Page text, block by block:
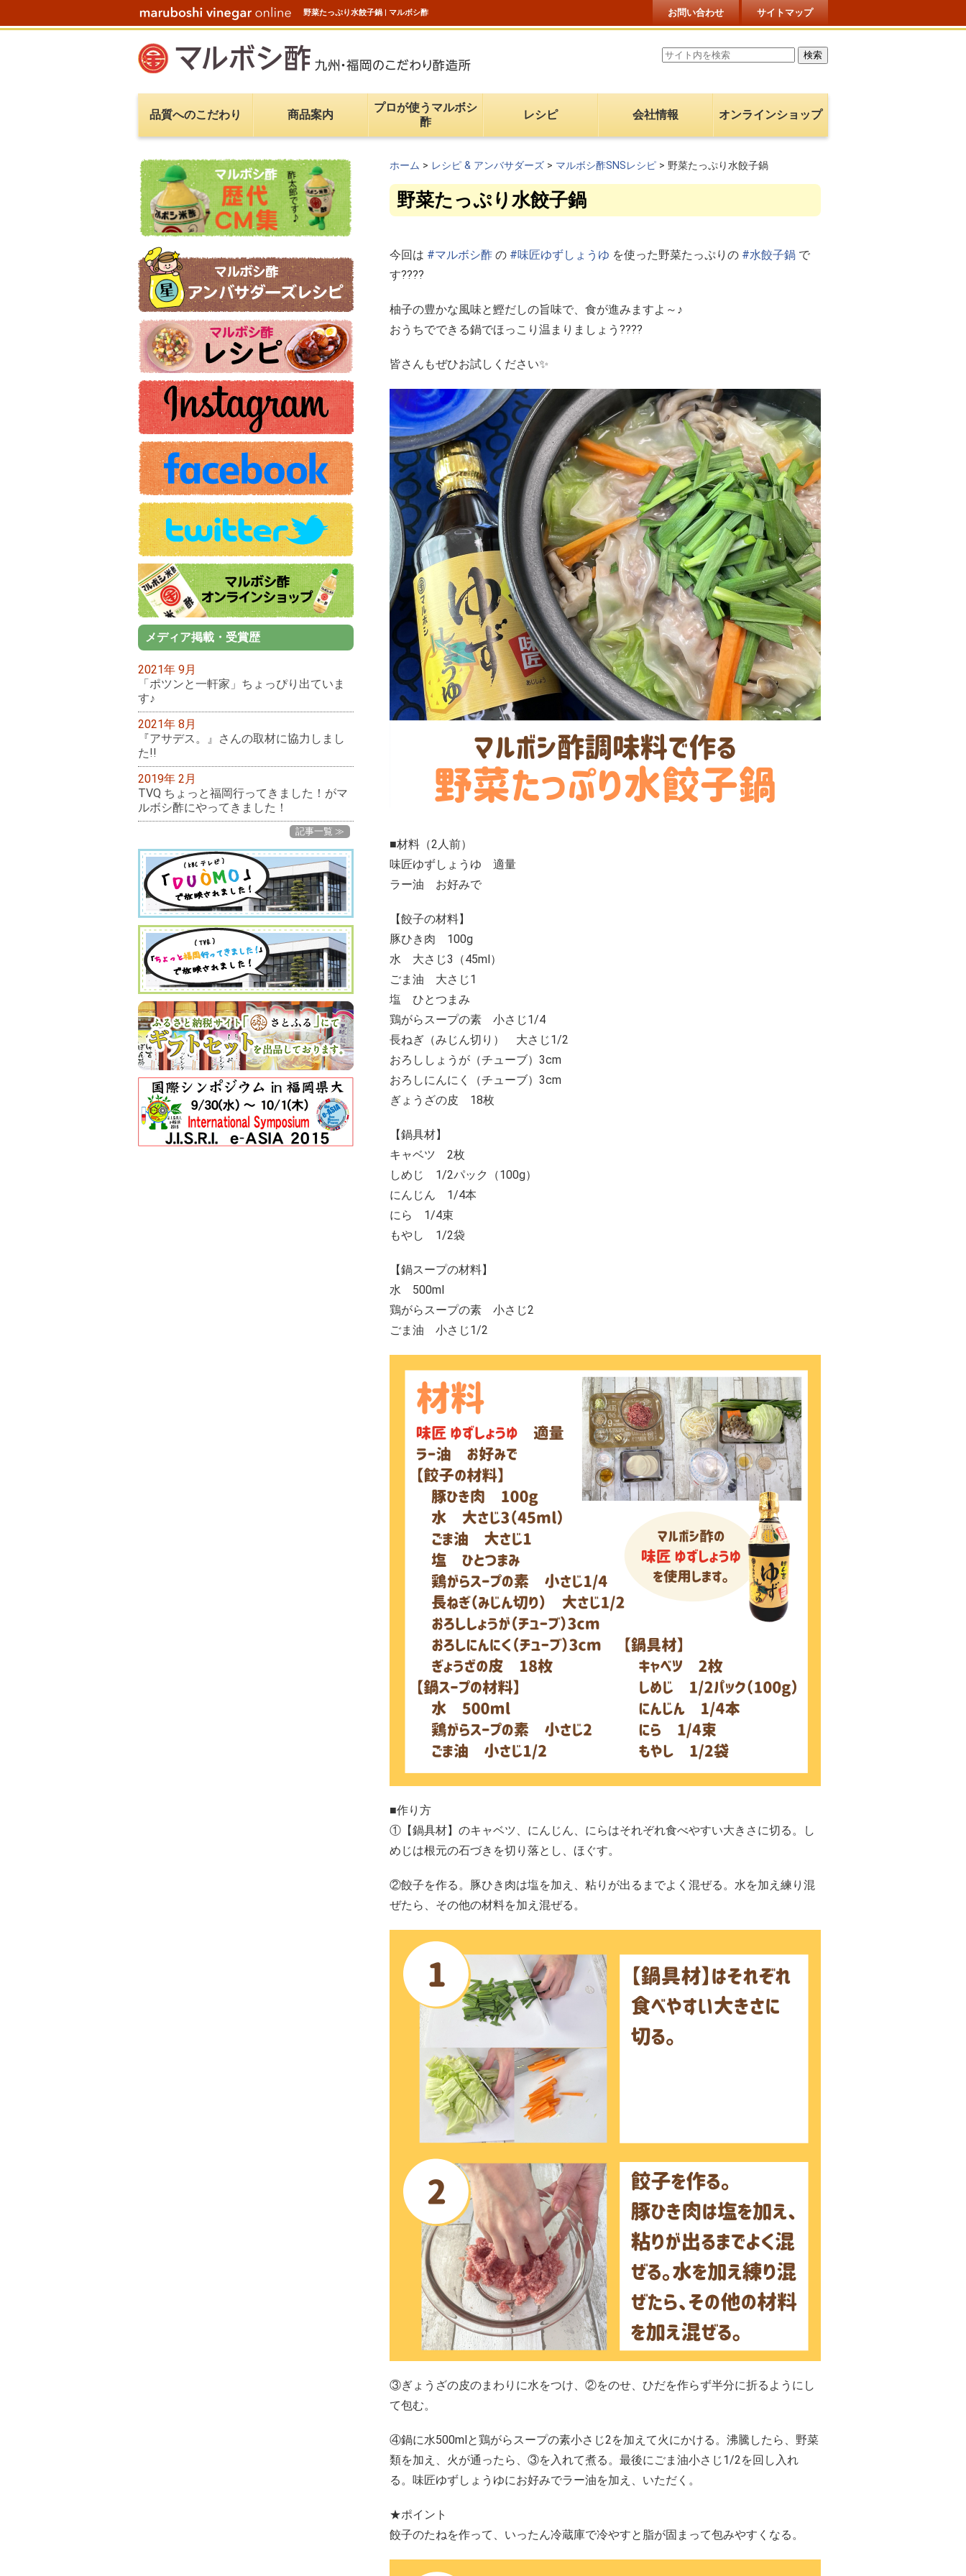
野菜たっぷり水餃子鍋 | マルボシ酢 お問い合わせ サイトマップ
品質へのこだわり 商品案内
プロが使うマルボシ
酢
レシピ 会社情報 オンラインショップ
ホーム > レシピ & アンバサダーズ > マルボシ酢SNSレシピ > 野菜たっぷり水餃子鍋
野菜たっぷり水餃子鍋
今回は #マルボシ酢 の #味匠ゆずしょうゆ を使った野菜たっぷりの #水餃子鍋 で
す????
柚子の豊かな風味と鰹だしの旨味で、食が進みますよ～♪
おうちでできる鍋でほっこり温まりましょう????
皆さんもぜひお試しください✨
■材料（2人前）
味匠ゆずしょうゆ 適量
ラー油 お好みで
【餃子の材料】
豚ひき肉 100g
水 大さじ3（45ml）
ごま油 大さじ1
塩 ひとつまみ
鶏がらスープの素 小さじ1/4
長ねぎ（みじん切り） 大さじ1/2
おろししょうが（チューブ）3cm
おろしにんにく（チューブ）3cm
ぎょうざの皮 18枚
【鍋具材】
キャベツ 2枚
しめじ 1/2パック（100g）
にんじん 1/4本
にら 1/4束
もやし 1/2袋
【鍋スープの材料】
水 500ml
鶏がらスープの素 小さじ2
ごま油 小さじ1/2
■作り方
①【鍋具材】のキャベツ、にんじん、にらはそれぞれ食べやすい大きさに切る。し
めじは根元の石づきを切り落とし、ほぐす。
②餃子を作る。豚ひき肉は塩を加え、粘りが出るまでよく混ぜる。水を加え練り混
ぜたら、その他の材料を加え混ぜる。
③ぎょうざの皮のまわりに水をつけ、②をのせ、ひだを作らず半分に折るようにし
て包む。
④鍋に水500mlと鶏がらスープの素小さじ2を加えて火にかける。沸騰したら、野菜
類を加え、火が通ったら、③を入れて煮る。最後にごま油小さじ1/2を回し入れ
る。味匠ゆずしょうゆにお好みでラー油を加え、いただく。
★ポイント
餃子のたねを作って、いったん冷蔵庫で冷やすと脂が固まって包みやすくなる。
メディア掲載・受賞歴
2021年 9月
「ポツンと一軒家」ちょっぴり出ていま
す♪
2021年 8月
『アサデス。』さんの取材に協力しまし
た!!
2019年 2月
TVQ ちょっと福岡行ってきました！がマ
ルボシ酢にやってきました！
記事一覧 ≫